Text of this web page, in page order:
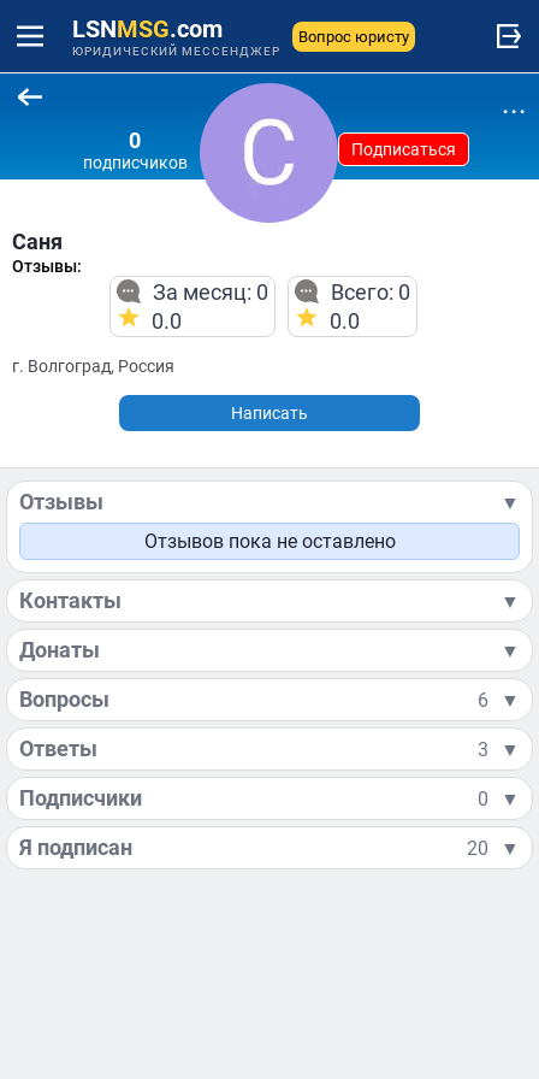
LSNMSG.com
ЮРИДИЧЕСКИЙ МЕССЕНДЖЕР
Вопрос юристу
0
подписчиков
Подписаться
...
Саня
Отзывы:
За месяц: 0
0.0
Всего: 0
0.0
г. Волгоград, Россия
Написать
Отзывы
▼
Отзывов пока не оставлено
Контакты ▼
Донаты ▼
Вопросы 6 ▼
Ответы 3 ▼
Подписчики 0 ▼
Я подписан 20 ▼